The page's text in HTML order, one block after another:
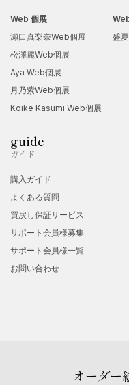
Web 個展
瀬口真梨奈Web個展
松澤麗Web個展
Aya Web個展
月乃紫Web個展
Koike Kasumi Web個展
盛
guide
ガイド
購入ガイド
よくある質問
買戻し保証サービス
サポート会員様募集
サポート会員様一覧
お問い合わせ
オーダー